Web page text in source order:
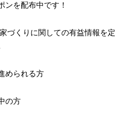
ンを配布中です！
づくりに関しての有益情報を定
められる方
の方